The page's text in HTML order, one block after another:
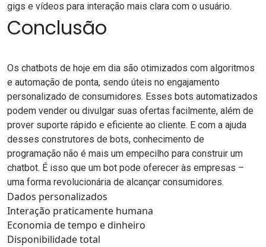
gigs e vídeos para interação mais clara com o usuário.
Conclusão
Os chatbots de hoje em dia são otimizados com algoritmos
e automação de ponta, sendo úteis no engajamento
personalizado de consumidores. Esses bots automatizados
podem vender ou divulgar suas ofertas facilmente, além de
prover suporte rápido e eficiente ao cliente. E com a ajuda
desses construtores de bots, conhecimento de
programação não é mais um empecilho para construir um
chatbot. É isso que um bot pode oferecer às empresas –
uma forma revolucionária de alcançar consumidores.
Dados personalizados
Interação praticamente humana
Economia de tempo e dinheiro
Disponibilidade total